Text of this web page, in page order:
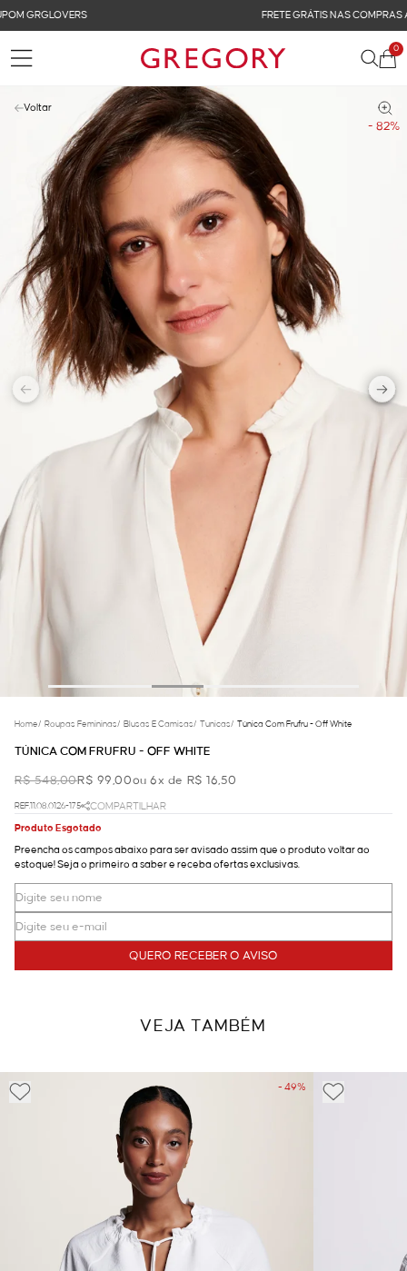
FRETE GRÁTIS NAS COMPRAS ACIMA DE R$ 899
0
- 82%
Voltar
Home/ Roupas Femininas/ Blusas E Camisas/ Tunicas/ Túnica Com Frufru - Off White
TÚNICA COM FRUFRU - OFF WHITE
R$ 548,00R$ 99,00ou 6x de R$ 16,50
REF.11.08.0126-175
COMPARTILHAR
Produto Esgotado
Preencha os campos abaixo para ser avisado assim que o produto voltar ao
estoque! Seja o primeiro a saber e receba ofertas exclusivas.
QUERO RECEBER O AVISO
VEJA TAMBÉM
- 49%